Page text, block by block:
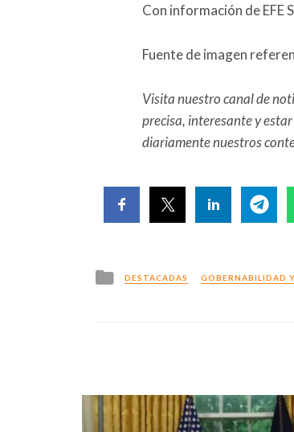
Con información de EFE
Fuente de imagen
Visita nuestro canal de
precisa, interesante y
diariamente nuestros
Posted
in
DESTACADAS GOBERNABILIDAD